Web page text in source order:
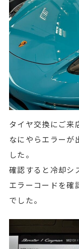
タイヤ交換にご来
なにやらエラーが
した。
確認すると冷却シ
エラーコードを確
でした。